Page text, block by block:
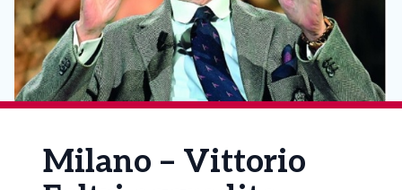
Milano – Vittorio